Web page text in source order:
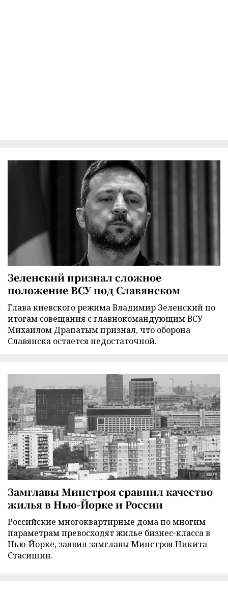
Зеленский признал сложное
положение ВСУ под Славянском
Глава киевского режима Владимир Зеленский по
итогам совещания с главнокомандующим ВСУ
Михаилом Драпатым признал, что оборона
Славянска остается недостаточной.
Замглавы Минстроя сравнил качество
жилья в Нью-Йорке и России
Российские многоквартирные дома по многим
параметрам превосходят жилье бизнес-класса в
Нью-Йорке, заявил замглавы Минстроя Никита
Стасишин.